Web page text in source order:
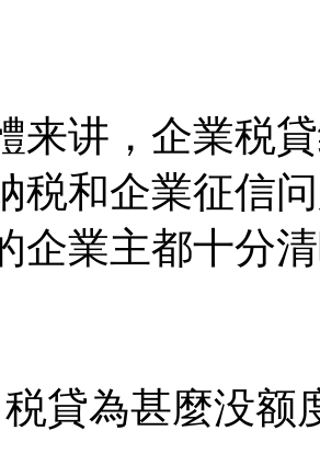
来讲，企業税
税和企業征信
企業主都十分
貸為甚麼没额